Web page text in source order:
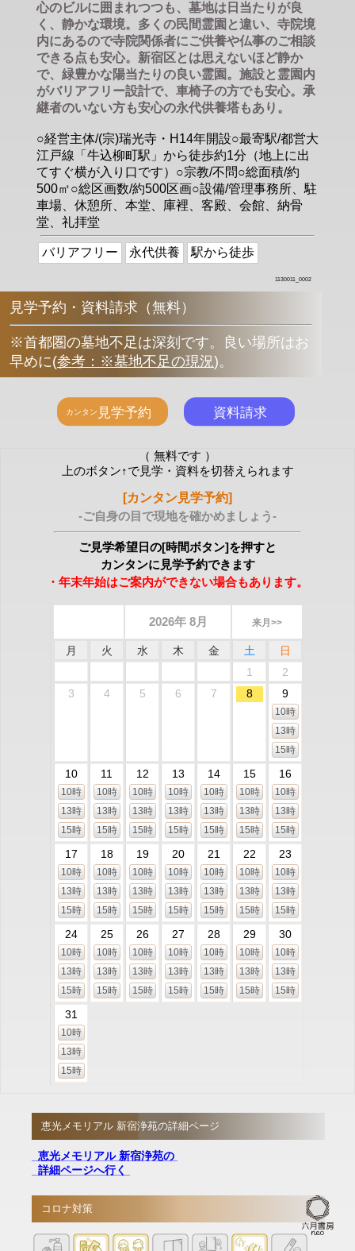
心のビルに囲まれつつも、墓地は日当たりが良
く、静かな環境。多くの民間霊園と違い、寺院境
内にあるので寺院関係者にご供養や仏事のご相談
できる点も安心。新宿区とは思えないほど静か
で、緑豊かな陽当たりの良い霊園。施設と霊園内
がバリアフリー設計で、車椅子の方でも安心。承
継者のいない方も安心の永代供養塔もあり。
○経営主体/(宗)瑞光寺・H14年開設○最寄駅/都営大
江戸線「牛込柳町駅」から徒歩約1分（地上に出
てすぐ横が入り口です）○宗教/不問○総面積/約
500㎡○総区画数/約500区画○設備/管理事務所、駐
車場、休憩所、本堂、庫裡、客殿、会館、納骨
堂、礼拝堂
バリアフリー 永代供養 駅から徒歩
1130011_0002
見学予約・資料請求（無料）
※首都圏の墓地不足は深刻です。良い場所はお
早めに(参考：※墓地不足の現況)。
（ 無料です ）
上のボタン↑で見学・資料を切替えられます
[カンタン見学予約]
-ご自身の目で現地を確かめましょう-
ご見学希望日の[時間ボタン]を押すと
カンタンに見学予約できます
・年末年始はご案内ができない場合もあります。
2026年 8月 来月>>
月 火 水 木 金 土
日
1
2
3
4 5 6 7 8 9
10時
13時
15時
10
10時
13時
15時
11
10時
13時
15時
12
10時
13時
15時
13
10時
13時
15時
14
10時
13時
15時
15
10時
13時
15時
16
10時
13時
15時
17
10時
13時
15時
18
10時
13時
15時
19
10時
13時
15時
20
10時
13時
15時
21
10時
13時
15時
22
10時
13時
15時
23
10時
13時
15時
24
10時
13時
15時
25
10時
13時
15時
26
10時
13時
15時
27
10時
13時
15時
28
10時
13時
15時
29
10時
13時
15時
30
10時
13時
15時
31
10時
13時
15時
恵光メモリアル 新宿浄苑の詳細ページ
恵光メモリアル 新宿浄苑の
詳細ページへ行く
コロナ対策